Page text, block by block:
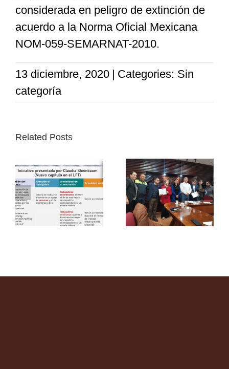
considerada en peligro de extinción de
acuerdo a la Norma Oficial Mexicana
NOM-059-SEMARNAT-2010.
13 diciembre, 2020 | Categories: Sin
categoría
Related Posts